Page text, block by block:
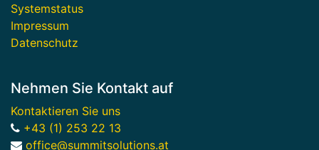
Systemstatus
Impressum
Datenschutz
Nehmen Sie Kontakt auf
Kontaktieren Sie uns
+43 (1) 253 22 13
office@summitsolutions.at